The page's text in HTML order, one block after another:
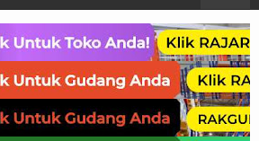
| FUNGSI, MANFAAT DAN KEGUNAAN
Toko Dll